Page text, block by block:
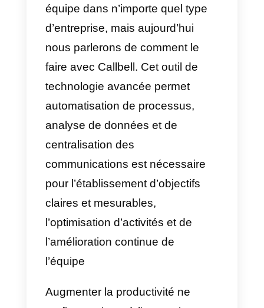
Laproductivité de l’équipe
facteur clé pour la réussite de
n’importe quelle entreprise. Il
existe diverses techniques et
méthodes permettant d’aider à
améliorer la productivité d’une
d’entreprise, mais aujourd’hui
nous parlerons de comment le
faire avec Callbell. Cet outil de
technologie avancée permet
automatisation de processus,